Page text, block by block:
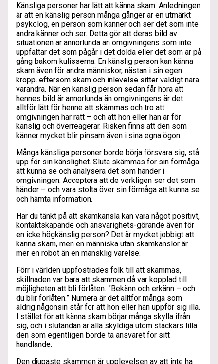
Känsliga personer har lätt att känna skam. Anledningen
är att en känslig person många gånger är en utmärkt
psykolog, en person som känner och ser det som inte
andra känner och ser. Detta gör att deras bild av
situationen är annorlunda än omgivningens som inte
uppfattar det som pågår i det dolda eller det som är på
gång bakom kulisserna. En känslig person kan känna
skam även för andra människor, nästan i sin egen
kropp, eftersom skam och inlevelse sitter väldigt nära
varandra. När en känslig person sedan får höra att
hennes bild är annorlunda än omgivningens är det
alltför lätt för henne att skämmas och tro att
omgivningen har rätt – och att hon eller han är för
känslig och överreagerar. Risken finns att den som
känner mycket blir pinsam även i sina egna ögon.
Många känsliga personer borde börja försvara sig, stå
upp för sin känslighet. Sluta skämmas för sin förmåga
att kunna se och analysera det som händer i
omgivningen. Acceptera att de verkligen ser det som
händer – och vara stolta över sin förmåga att kunna se
och hämta information.
Har du tänkt på att skamkänsla kan vara något positivt,
kontaktskapande och ansvarighets-görande även för
en icke högkänslig person? Det är mycket jobbigt att
känna skam, men en människa utan skamkänslor är
mer en robot än en mänsklig varelse.
Förr i världen uppfostrades folk till att skämmas,
skillnaden var bara att skammen då var kopplad till
möjligheten att bli förlåten. ”Bekänn och erkänn – och
du blir förlåten.” Numera är det alltför många som
aldrig någonsin står för att hon eller han uppför sig illa.
I stället för att känna skam börjar många skylla ifrån
sig, och i slutändan är alla skyldiga utom stackars lilla
den som egentligen borde ta ansvaret för sitt
handlande.
Den djupaste skammen är upplevelsen av att inte ha